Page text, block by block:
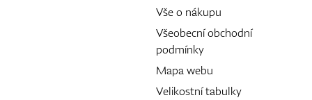
Vše o nákupu
Všeobecní obchodní
podmínky
Mapa webu
Velikostní tabulky